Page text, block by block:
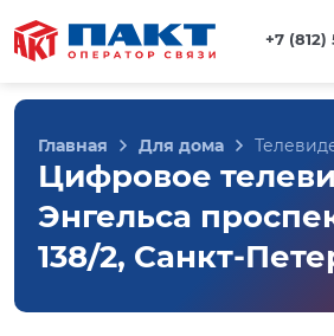
+7 (812)
Главная Для дома
Цифровое
Энгельса
138/2, Санкт-